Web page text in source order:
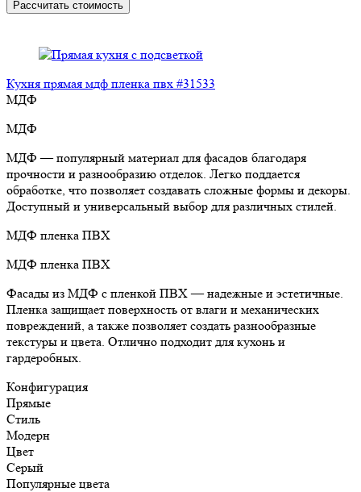
Рассчитать стоимость
Кухня прямая мдф пленка пвх #31533
МДФ
МДФ
МДФ — популярный материал для фасадов благодаря
прочности и разнообразию отделок. Легко поддается
обработке, что позволяет создавать сложные формы и декоры.
Доступный и универсальный выбор для различных стилей.
МДФ пленка ПВХ
МДФ пленка ПВХ
Фасады из МДФ с пленкой ПВХ — надежные и эстетичные.
Пленка защищает поверхность от влаги и механических
повреждений, а также позволяет создать разнообразные
текстуры и цвета. Отлично подходит для кухонь и
гардеробных.
Конфигурация
Прямые
Стиль
Модерн
Цвет
Серый
Популярные цвета